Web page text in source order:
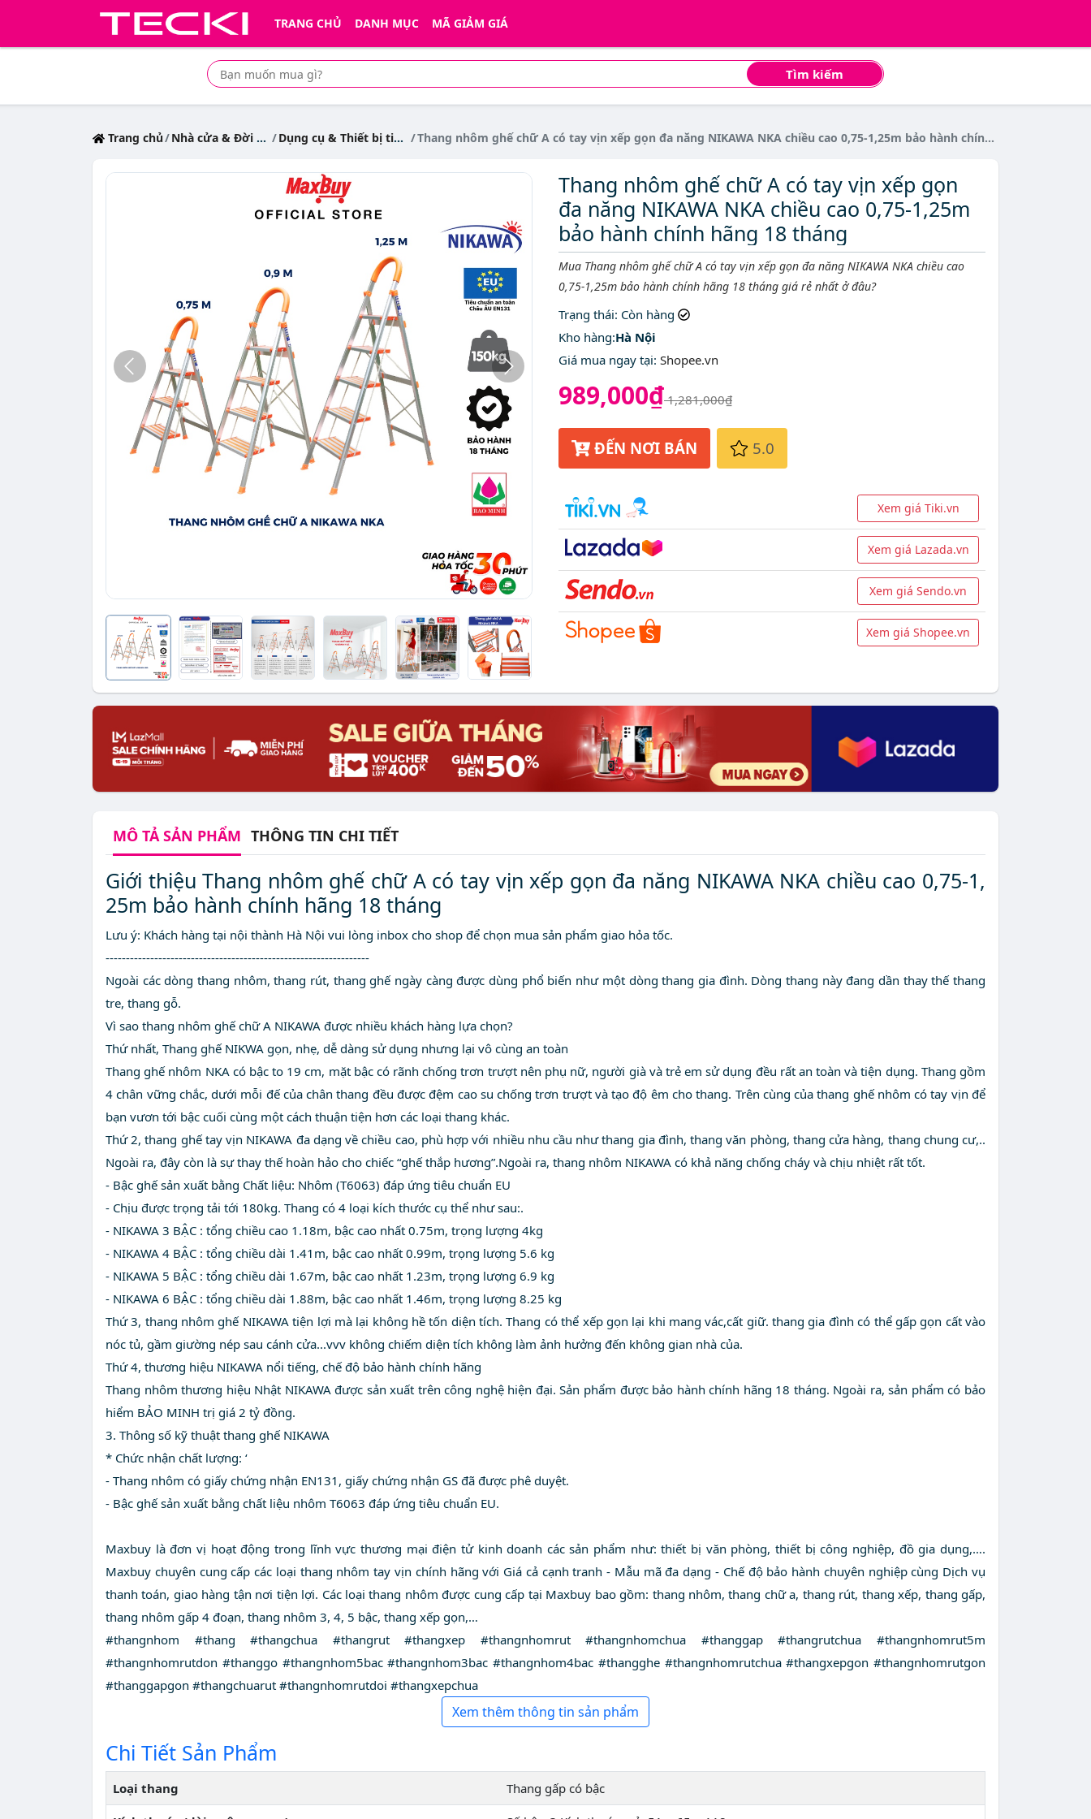
TRANG CHỦ DANH MỤC MÃ GIẢM GIÁ
Tìm kiếm
Tìm mua sản phẩm giá rẻ nhất
Trang chủ Nhà cửa & Đời sống Dụng cụ & Thiết bị tiện ích Thang nhôm ghế chữ A có tay vịn xếp gọn đa năng NIKAWA NKA chiều cao 0,75-1,25m bảo hành chính hãng 18 tháng
Thang nhôm ghế chữ A có tay vịn xếp gọn
đa năng NIKAWA NKA chiều cao 0,75-1,25m
bảo hành chính hãng 18 tháng
Mô tả ngắn
Mua Thang nhôm ghế chữ A có tay vịn xếp gọn đa năng NIKAWA NKA chiều cao
0,75-1,25m bảo hành chính hãng 18 tháng giá rẻ nhất ở đâu?
Trạng thái: Còn hàng
Kho hàng:Hà Nội
Giá mua ngay tại: Shopee.vn
989,000₫1,281,000₫
ĐẾN NƠI BÁN 5.0
Xem giá Tiki.vn
Xem giá Lazada.vn
Xem giá Sendo.vn
Xem giá Shopee.vn
MÔ TẢSẢN PHẨM THÔNG TIN CHI TIẾT
Giới thiệu Thang nhôm ghế chữ A có tay vịn xếp gọn đa năng NIKAWA NKA chiều cao 0,75-1,
25m bảo hành chính hãng 18 tháng
Lưu ý: Khách hàng tại nội thành Hà Nội vui lòng inbox cho shop để chọn mua sản phẩm giao hỏa tốc.
-----------------------------------------------------------------
Ngoài các dòng thang nhôm, thang rút, thang ghế ngày càng được dùng phổ biến như một dòng thang gia đình. Dòng thang này đang dần thay thế thang
tre, thang gỗ.
Vì sao thang nhôm ghế chữ A NIKAWA được nhiều khách hàng lựa chọn?
Thứ nhất, Thang ghế NIKWA gọn, nhẹ, dễ dàng sử dụng nhưng lại vô cùng an toàn
Thang ghế nhôm NKA có bậc to 19 cm, mặt bậc có rãnh chống trơn trượt nên phụ nữ, người già và trẻ em sử dụng đều rất an toàn và tiện dụng. Thang gồm
4 chân vững chắc, dưới mỗi đế của chân thang đều được đệm cao su chống trơn trượt và tạo độ êm cho thang. Trên cùng của thang ghế nhôm có tay vịn để
bạn vươn tới bậc cuối cùng một cách thuận tiện hơn các loại thang khác.
Thứ 2, thang ghế tay vịn NIKAWA đa dạng về chiều cao, phù hợp với nhiều nhu cầu như thang gia đình, thang văn phòng, thang cửa hàng, thang chung cư,..
Ngoài ra, đây còn là sự thay thế hoàn hảo cho chiếc “ghế thắp hương”.Ngoài ra, thang nhôm NIKAWA có khả năng chống cháy và chịu nhiệt rất tốt.
- Bậc ghế sản xuất bằng Chất liệu: Nhôm (T6063) đáp ứng tiêu chuẩn EU
- Chịu được trọng tải tới 180kg. Thang có 4 loại kích thước cụ thể như sau:.
- NIKAWA 3 BẬC : tổng chiều cao 1.18m, bậc cao nhất 0.75m, trọng lượng 4kg
- NIKAWA 4 BẬC : tổng chiều dài 1.41m, bậc cao nhất 0.99m, trọng lượng 5.6 kg
- NIKAWA 5 BẬC : tổng chiều dài 1.67m, bậc cao nhất 1.23m, trọng lượng 6.9 kg
- NIKAWA 6 BẬC : tổng chiều dài 1.88m, bậc cao nhất 1.46m, trọng lượng 8.25 kg
Thứ 3, thang nhôm ghế NIKAWA tiện lợi mà lại không hề tốn diện tích. Thang có thể xếp gọn lại khi mang vác,cất giữ. thang gia đình có thể gấp gọn cất vào
nóc tủ, gầm giường nép sau cánh cửa...vvv không chiếm diện tích không làm ảnh hưởng đến không gian nhà của.
Thứ 4, thương hiệu NIKAWA nổi tiếng, chế độ bảo hành chính hãng
Thang nhôm thương hiệu Nhật NIKAWA được sản xuất trên công nghệ hiện đại. Sản phẩm được bảo hành chính hãng 18 tháng. Ngoài ra, sản phẩm có bảo
hiểm BẢO MINH trị giá 2 tỷ đồng.
3. Thông số kỹ thuật thang ghế NIKAWA
* Chức nhận chất lượng: ‘
- Thang nhôm có giấy chứng nhận EN131, giấy chứng nhận GS đã được phê duyệt.
- Bậc ghế sản xuất bằng chất liệu nhôm T6063 đáp ứng tiêu chuẩn EU.
Maxbuy là đơn vị hoạt động trong lĩnh vực thương mại điện tử kinh doanh các sản phẩm như: thiết bị văn phòng, thiết bị công nghiệp, đồ gia dụng,….
Maxbuy chuyên cung cấp các loại thang nhôm tay vịn chính hãng với Giá cả cạnh tranh - Mẫu mã đa dạng - Chế độ bảo hành chuyên nghiệp cùng Dịch vụ
thanh toán, giao hàng tận nơi tiện lợi. Các loại thang nhôm được cung cấp tại Maxbuy bao gồm: thang nhôm, thang chữ a, thang rút, thang xếp, thang gấp,
thang nhôm gấp 4 đoạn, thang nhôm 3, 4, 5 bậc, thang xếp gọn,…
#thangnhom #thang #thangchua #thangrut #thangxep #thangnhomrut #thangnhomchua #thanggap #thangrutchua #thangnhomrut5m
#thangnhomrutdon #thanggo #thangnhom5bac #thangnhom3bac #thangnhom4bac #thangghe #thangnhomrutchua #thangxepgon #thangnhomrutgon
#thanggapgon #thangchuarut #thangnhomrutdoi #thangxepchua
Xem thêm thông tin sản phẩm
Chi Tiết Sản Phẩm
Loại thang Thang gấp có bậc